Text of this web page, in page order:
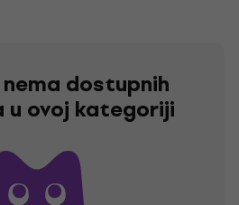
dostupnih
u ovoj kategoriji